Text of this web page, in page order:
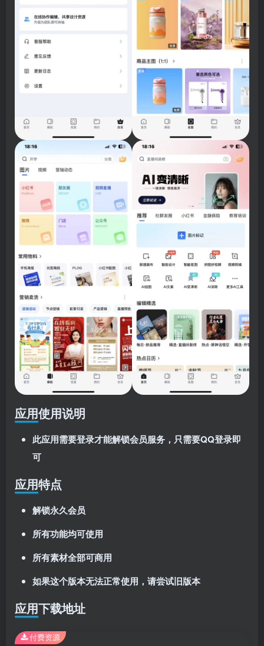
应用使用说明
此应用需要登录才能解锁会员服务，只需要QQ登录即
可
应用特点
解锁永久会员
所有功能均可使用
所有素材全部可商用
如果这个版本无法正常使用，请尝试旧版本
应用下载地址
付费资源